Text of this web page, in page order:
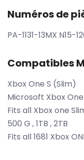
Numéros de
PA-1131-13MX N15-
Compatibles
Xbox One S (Slim)
Microsoft Xbox One
Fits all Xbox one
500 G , 1TB , 2TB
Fits all 1681 Xbox